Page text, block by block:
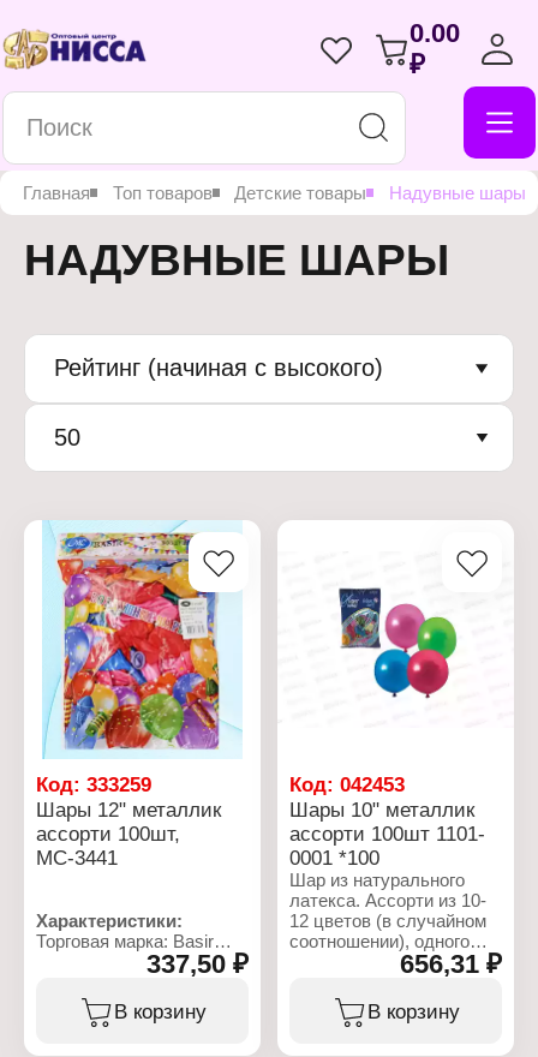
0.00
₽
Главная Топ товаров Детские товары Надувные шары
НАДУВНЫЕ ШАРЫ
Рейтинг (начиная с высокого)
50
Код: 333259
Шары 12" металлик
ассорти 100шт,
МС-3441
Характеристики:
Торговая марка: Basir
Артикул: МС-3441
Тип товара: Воздушные
шары
Вариация: без рисунка
337,50 ₽
В корзину
Код:042453
Шары 10" металлик
ассорти 100шт 1101-
0001 *100
Шар из натурального
латекса. Ассорти из 10-
12 цветов (в случайном
соотношении), одного
типа - металлик - шар с
металлическим блеском.
Предназначенны для
использования в
656,31 ₽
В корзину